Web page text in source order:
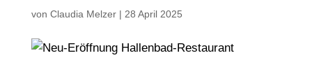
von Claudia Melzer| 28 April 2025